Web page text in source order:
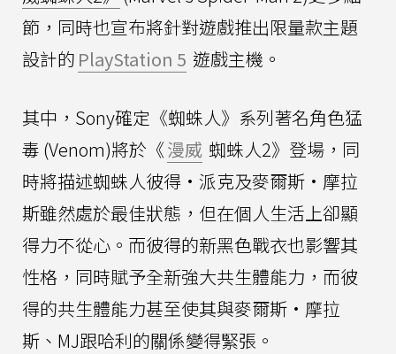
節，同時也宣布將針對遊戲推出限量款主題
設計的 PlayStation 5 遊戲主機。
其中，Sony確定《蜘蛛人》系列著名角色猛
毒 (Venom)將於《漫威 蜘蛛人2》登場，同
時將描述蜘蛛人彼得·派克及麥爾斯·摩拉
斯雖然處於最佳狀態，但在個人生活上卻顯
得力不從心。而彼得的新黑色戰衣也影響其
性格，同時賦予全新強大共生體能力，而彼
得的共生體能力甚至使其與麥爾斯·摩拉
斯、MJ跟哈利的關係變得緊張。